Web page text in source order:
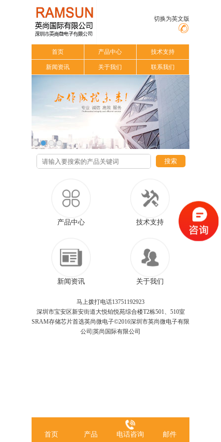
切换为英文版
首页 产品中心 技术支持
新闻资讯 关于我们 联系我们
搜索
产品中心 技术支持
新闻资讯 关于我们
马上拨打电话13751192923
深圳市宝安区新安街道大悦铂悦苑综合楼T2栋501、510室
SRAM存储芯片首选英尚微电子©2016深圳市英尚微电子有限
公司|英尚国际有限公司
首页 产品 电话咨询 邮件